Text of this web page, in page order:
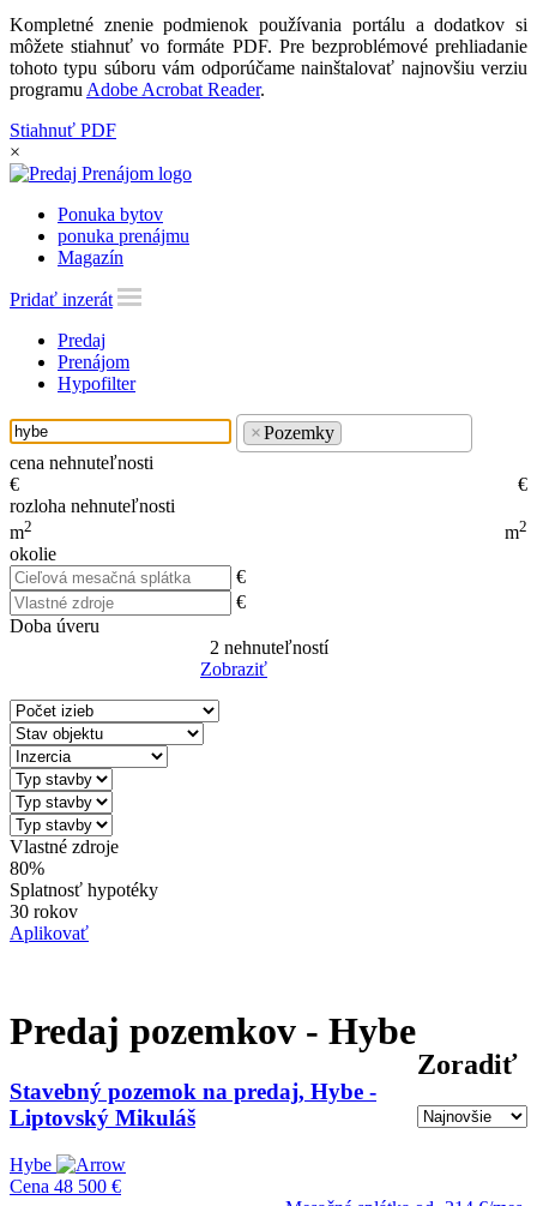
Kompletné znenie podmienok používania portálu a dodatkov si
môžete stiahnuť vo formáte PDF. Pre bezproblémové prehliadanie
tohoto typu súboru vám odporúčame nainštalovať najnovšiu verziu
programu Adobe Acrobat Reader.
Stiahnuť PDF
×
Ponuka bytov
ponuka prenájmu
Magazín
Pridať inzerát
Predaj
Prenájom
Hypofilter
×Pozemky
cena nehnuteľnosti
€
€
rozloha nehnuteľnosti
m2 m2
okolie
€
€
Doba úveru
2 nehnuteľností
Zobraziť
Vlastné zdroje
80%
Splatnosť hypotéky
30 rokov
Aplikovať
Predaj pozemkov - Hybe
Zoradiť
Stavebný pozemok na predaj, Hybe -
Liptovský Mikuláš
Hybe
Cena 48 500 €